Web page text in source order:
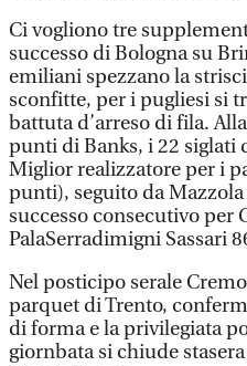
Ci vogliono tre
successo di Bologna su
emiliani spezzano la
sconfitte, per i pugliesi si
battuta d’arreso di fila.
punti di Banks, i 22 siglati
Miglior realizzatore per i
punti), seguito da
successo consecutivo per
PalaSerradimigni Sassari
Nel posticipo serale
parquet di Trento,
di forma e la privilegiata
giornbata si chiude